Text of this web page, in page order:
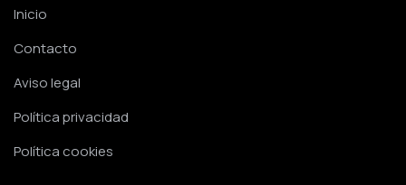
Inicio
Contacto
Aviso legal
Política privacidad
Política cookies